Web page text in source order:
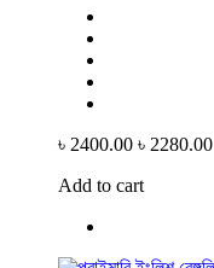
৳ 2400.00 ৳ 2280.00
Add to cart